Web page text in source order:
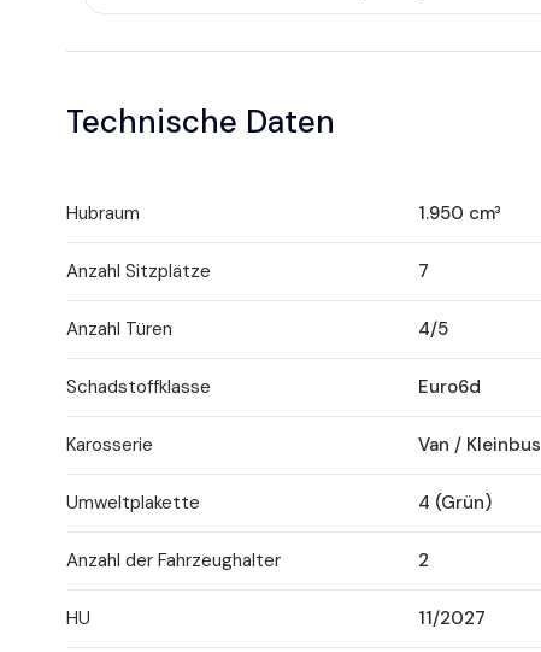
Technische Daten
Hubraum 1.950 cm³
Anzahl Sitzplätze 7
Anzahl Türen 4/5
Schadstoffklasse Euro6d
Karosserie Van / Kleinbus
Umweltplakette 4 (Grün)
Anzahl der Fahrzeughalter 2
HU 11/2027